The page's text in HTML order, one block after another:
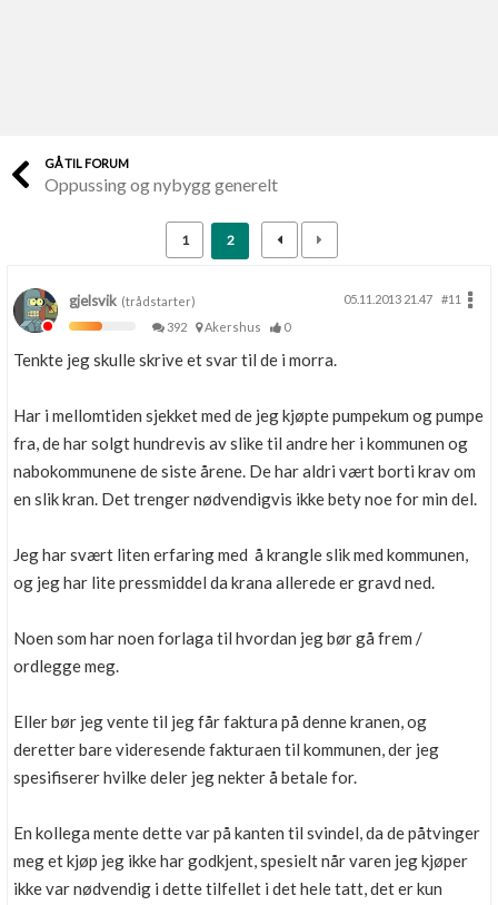
Finn håndverkere
Skaff dokumentasjon som mangler
Kundeservice
Kom i gang med Boligmappa
Se din bolig? Klikk her
Få mer ut av Boligmappa
GÅ TIL FORUM
Oppussing og nybygg generelt
1 2
gjelsvik (trådstarter) 05.11.2013 21.47
#11
392
Akershus 0
Tenkte jeg skulle skrive et svar til de i morra.
Har i mellomtiden sjekket med de jeg kjøpte pumpekum og pumpe
fra, de har solgt hundrevis av slike til andre her i kommunen og
nabokommunene de siste årene. De har aldri vært borti krav om
en slik kran. Det trenger nødvendigvis ikke bety noe for min del.
Jeg har svært liten erfaring med å krangle slik med kommunen,
og jeg har lite pressmiddel da krana allerede er gravd ned.
Noen som har noen forlaga til hvordan jeg bør gå frem /
ordlegge meg.
Eller bør jeg vente til jeg får faktura på denne kranen, og
deretter bare videresende fakturaen til kommunen, der jeg
spesifiserer hvilke deler jeg nekter å betale for.
En kollega mente dette var på kanten til svindel, da de påtvinger
meg et kjøp jeg ikke har godkjent, spesielt når varen jeg kjøper
ikke var nødvendig i dette tilfellet i det hele tatt, det er kun